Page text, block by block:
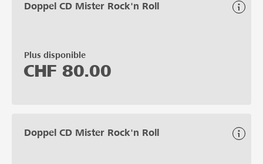
Doppel CD Mister Rock'n Roll
Plus disponible
CHF 80.00
Doppel CD Mister Rock'n Roll